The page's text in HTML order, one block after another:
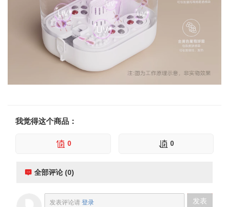
我觉得这个商品：
0 0
全部评论 (0)
发表评论请 登录
发表